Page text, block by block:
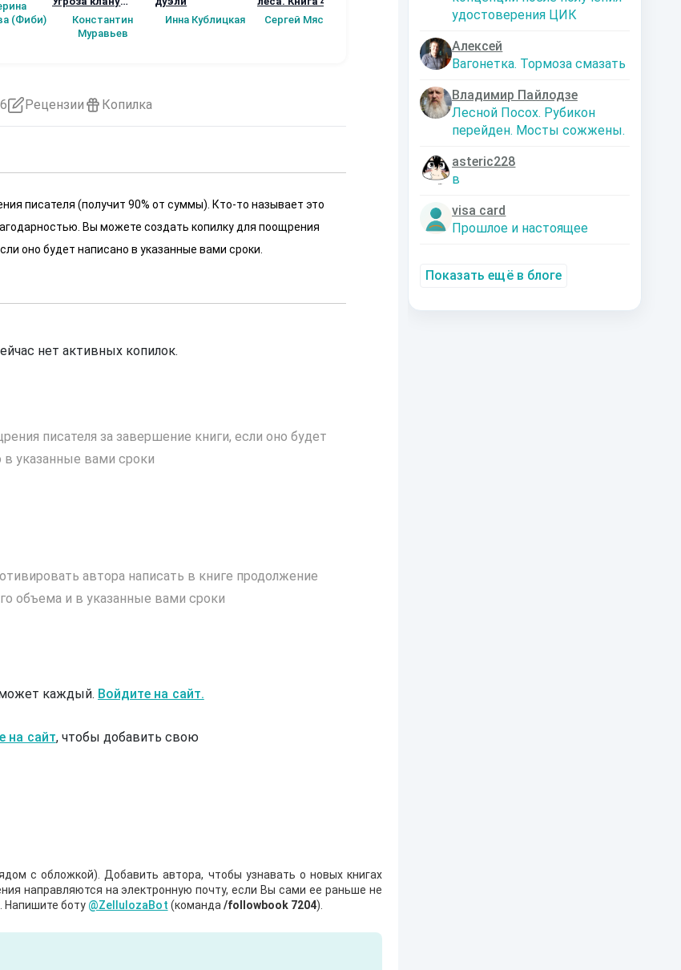
удостоверения ЦИК
Алексей
Вагонетка. Тормоза смазать
Владимир Пайлодзе
Лесной Посох. Рубикон
перейден. Мосты сожжены.
asteric228
в
visa card
Прошлое и настоящее
Показать ещё в блоге
(Фиби)
(Альтернативное
продолжение)
Константин
Муравьев
Инна Кублицкая
Сергей Мясищев
Сергей Мясищев
Первые шаги.
Сергей Мясищев
Наталья
Рецензии Копилка
писателя (получит 90% от суммы). Кто-то называет это
Вы можете создать копилку для поощрения
оно будет написано в указанные вами сроки.
нет активных копилок.
писателя за завершение книги, если оно будет
в указанные вами сроки
автора написать в книге продолжение
объема и в указанные вами сроки
каждый. Войдите на сайт.
на сайт, чтобы добавить свою
с обложкой). Добавить автора, чтобы узнавать о новых книгах
направляются на электронную почту, если Вы сами ее раньше не
Напишите боту @ZellulozaBot (команда /followbook 7204).